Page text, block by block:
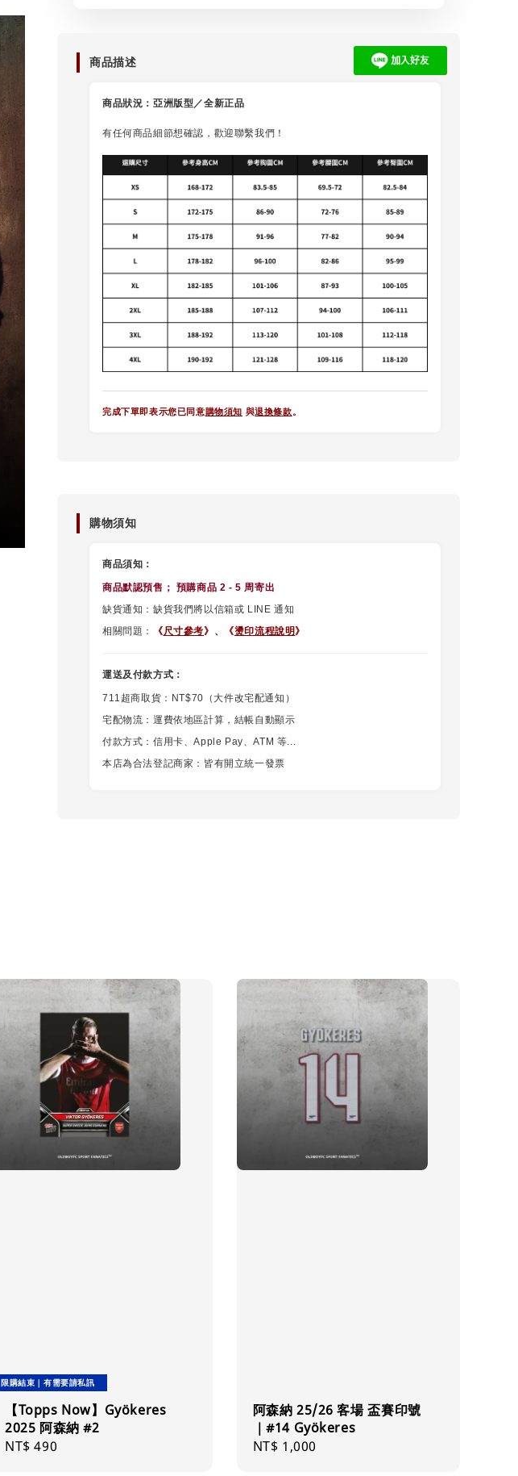
商品描述
商品狀況： 亞洲版型／全新正品
有任何商品細節想確認，歡迎聯繫我們！
完成下單即表示您已同意購物須知 與退換條款。
購物須知
商品須知：
商品默認預售 ； 預購商品 2 - 5 周寄出
缺貨通知：缺貨我們將以信箱或 LINE 通知
相關問題：
《尺寸參考》、 《燙印流程說明 》
運送及付款方式：
711超商取貨：NT$70（大件改宅配通知）
宅配物流：運費依地區計算，結帳自動顯示
付款方式：信用卡、Apple Pay、ATM 等...
本店為合法登記商家：皆有開立統一發票
限購結束｜有需要請私訊
【Topps Now】Gyökeres
2025 阿森納 #2
Regular
NT$ 490
阿森納 25/26 客場 盃賽印號
｜#14 Gyökeres
Regular
NT$ 1,000